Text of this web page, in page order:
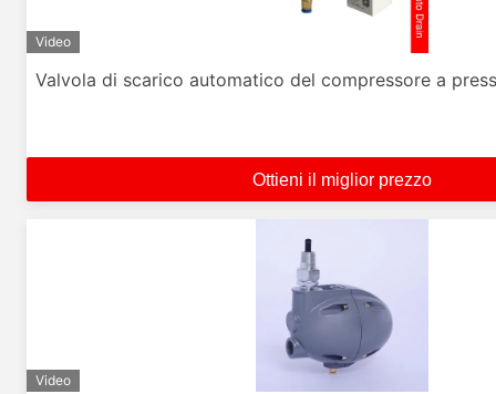
Video
Valvola di scarico automatico del compressore a
Ottieni il miglior prezzo
Video